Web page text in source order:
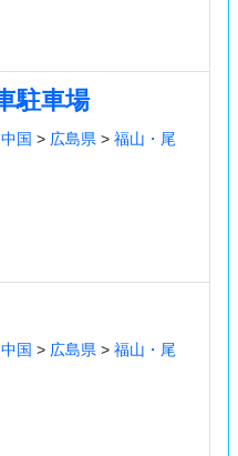
駐車場
中国 > 広島県 > 福山・尾
中国 > 広島県 > 福山・尾